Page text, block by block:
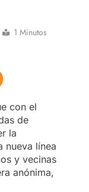
1 Minutos
con el
de
la
nueva línea
y vecinas
anónima,